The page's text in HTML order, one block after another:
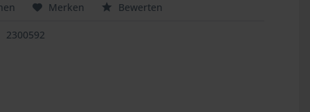
Merken Bewerten
2300592